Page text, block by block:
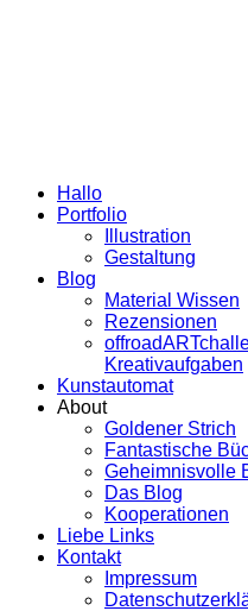
Hallo
Portfolio
Illustration
Gestaltung
Blog
Material Wissen
Rezensionen
Kreativaufgaben
Kunstautomat
About
Goldener Strich
Fantastische
Geheimnisvolle
Das Blog
Kooperationen
Liebe Links
Kontakt
Impressum